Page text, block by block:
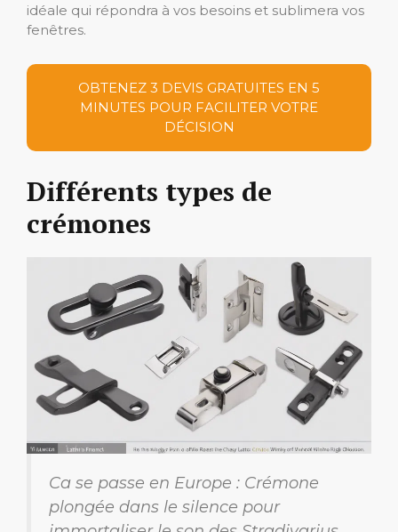
idéale qui répondra à vos besoins et sublimera vos
fenêtres.
OBTENEZ 3 DEVIS GRATUITES EN 5
MINUTES POUR FACILITER VOTRE
DÉCISION
Différents types de
crémones
Ca se passe en Europe : Crémone
plongée dans le silence pour